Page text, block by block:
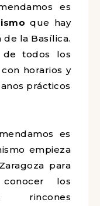
es
que hay
la Basílica.
de todos los
horarios y
prácticos
es
empieza
para
los